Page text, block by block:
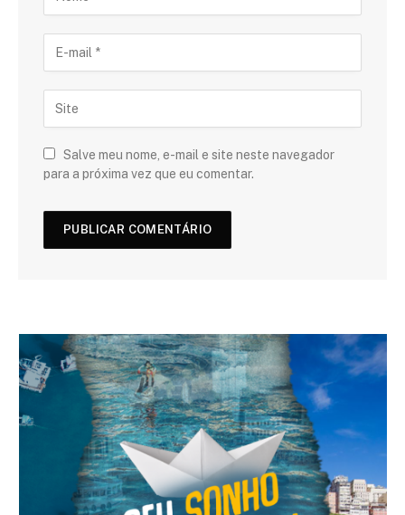
Salve meu nome, e-mail e site neste navegador
para a próxima vez que eu comentar.